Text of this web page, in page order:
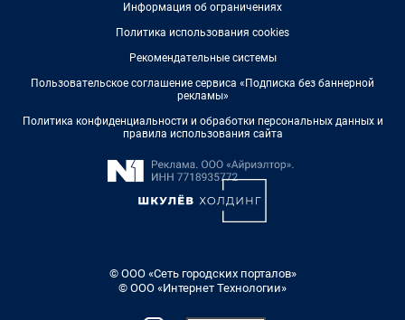
Информация об ограничениях
Политика использования cookies
Рекомендательные системы
Пользовательское соглашение сервиса «Подписка без баннерной
рекламы»
Политика конфиденциальности и обработки персональных данных и
правила использования сайта
© ООО «Сеть городских порталов»
© ООО «Интернет Технологии»